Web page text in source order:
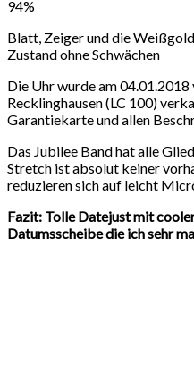
94%
Blatt, Zeiger und die
Zustand ohne Schwächen
Die Uhr wurde am
Recklinghausen (LC 100)
Garantiekarte und allen
Das Jubilee Band hat alle
Stretch ist absolut keiner
reduzieren sich auf leicht
Fazit: Tolle Datejust mit
Datumsscheibe die ich sehr